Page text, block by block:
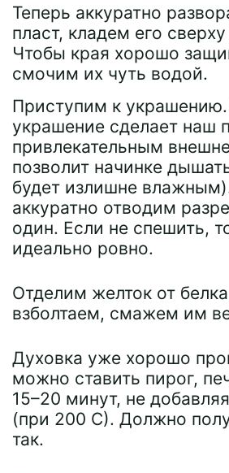
Теперь аккуратно
пласт, кладем его
Чтобы края хорошо
смочим их чуть водой.
Приступим к украшению.
украшение сделает наш
привлекательным
позволит начинке
будет излишне
аккуратно отводим
один. Если не спешить,
идеально ровно.
Отделим желток от
взболтаем, смажем им
Духовка уже хорошо
можно ставить пирог,
15–20 минут, не
(при 200 С). Должно
так.